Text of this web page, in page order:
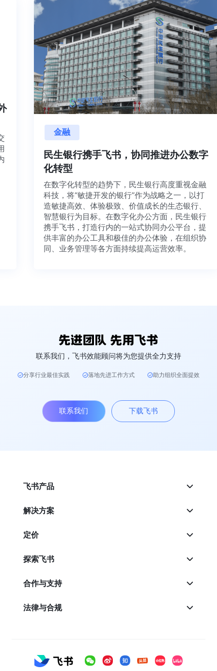
金融
民生银行携手飞书，协同推进办公数字
化转型
在数字化转型的趋势下，民生银行高度重视金融
科技，将“敏捷开发的银行”作为战略之一，以打
造敏捷高效、体验极致、价值成长的生态银行、
智慧银行为目标。在数字化办公方面，民生银行
携手飞书，打造行内的一站式协同办公平台，提
供丰富的办公工具和极佳的办公体验，在组织协
同、业务管理等各方面持续提高运营效率。
联系我们，飞书效能顾问将为您提供全力支持
分享行业最佳实践 落地先进工作方式 助力组织全面提效
联系我们 下载飞书
飞书产品
解决方案
定价
探索飞书
合作与支持
法律与合规